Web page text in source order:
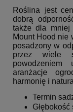
Roślina jest
dobrą
także dla mniej
Mount Hood nie
posadzony w
przez wiele
powodzeniem
aranżacje
harmonię i
Termin